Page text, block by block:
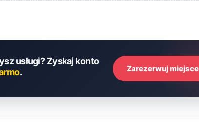
usługi? Zyskaj konto
. Zarezerwuj miejsce